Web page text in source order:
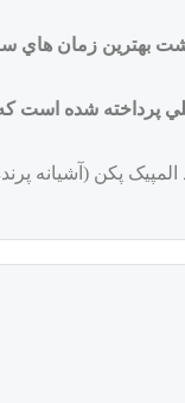
بهترين زمان هاي
پرداخته شده است
المپیک پکن (آشیانه